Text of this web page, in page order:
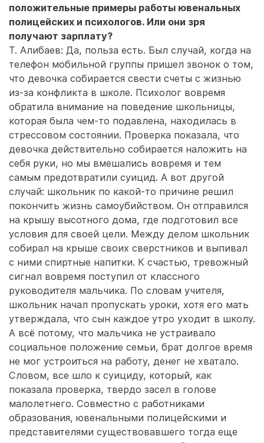
положительные примеры работы ювенальных
полицейских и психологов. Или они зря
получают зарплату?
Т. Алибаев: Да, польза есть. Был случай, когда на
телефон мобильной группы пришел звонок о том,
что девочка собирается свести счеты с жизнью
из-за конфликта в школе. Психолог вовремя
обратила внимание на поведение школьницы,
которая была чем-то подавлена, находилась в
стрессовом состоянии. Проверка показала, что
девочка действительно собирается наложить на
себя руки, но мы вмешались вовремя и тем
самым предотвратили суицид. А вот другой
случай: школьник по какой-то причине решил
покончить жизнь самоубийством. Он отправился
на крышу высотного дома, где подготовил все
условия для своей цели. Между делом школьник
собирал на крыше своих сверстников и выпивал
с ними спиртные напитки. К счастью, тревожный
сигнал вовремя поступил от классного
руководителя мальчика. По словам учителя,
школьник начал пропускать уроки, хотя его мать
утверждала, что сын каждое утро уходит в школу.
А всё потому, что мальчика не устраивало
социальное положение семьи, брат долгое время
не мог устроиться на работу, денег не хватало.
Словом, все шло к суициду, который, как
показала проверка, твердо засел в голове
малолетнего. Совместно с работниками
образования, ювенальными полицейскими и
представителями существовавшего тогда еще